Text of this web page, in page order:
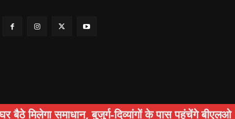
अपराध स्वास्थ्य सामाजिक पर्यटन Privacy Policy
समाधान, बुजुर्ग-दिव्यांगों के पास पहुंचेंगे बीएलओ